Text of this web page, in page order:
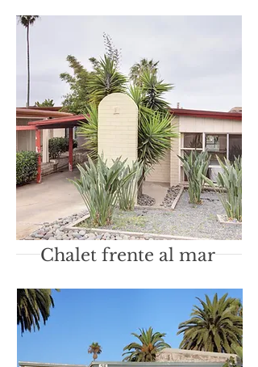
Chalet frente al mar